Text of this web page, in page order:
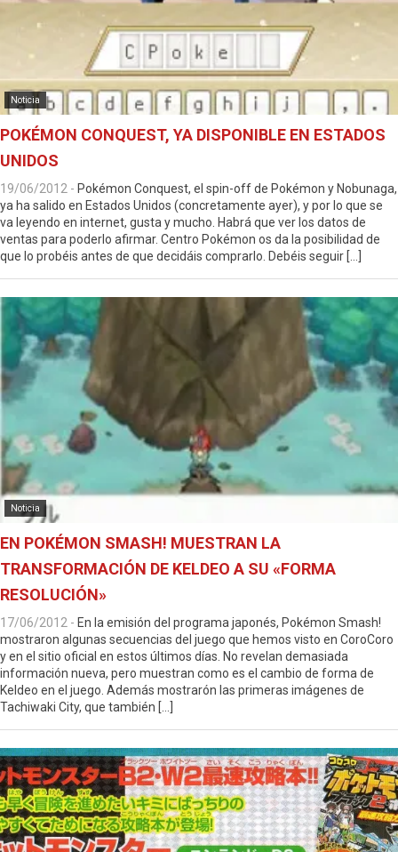
Noticia
POKÉMON CONQUEST, YA DISPONIBLE EN ESTADOS
UNIDOS
19/06/2012 - Pokémon Conquest, el spin-off de Pokémon y Nobunaga,
ya ha salido en Estados Unidos (concretamente ayer), y por lo que se
va leyendo en internet, gusta y mucho. Habrá que ver los datos de
ventas para poderlo afirmar. Centro Pokémon os da la posibilidad de
que lo probéis antes de que decidáis comprarlo. Debéis seguir […]
Noticia
EN POKÉMON SMASH! MUESTRAN LA
TRANSFORMACIÓN DE KELDEO A SU «FORMA
RESOLUCIÓN»
17/06/2012 - En la emisión del programa japonés, Pokémon Smash!
mostraron algunas secuencias del juego que hemos visto en CoroCoro
y en el sitio oficial en estos últimos días. No revelan demasiada
información nueva, pero muestran como es el cambio de forma de
Keldeo en el juego. Además mostrarón las primeras imágenes de
Tachiwaki City, que también […]